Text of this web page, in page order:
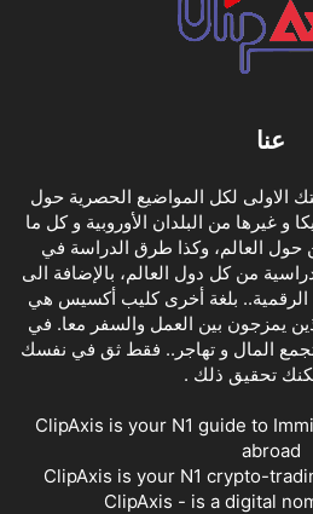
عنا
الاولى لكل المواضيع الحصرية حول
و غيرها من البلدان الأوروبية و كل ما
حول العالم، وكذا طرق الدراسة في
من كل دول العالم، بالإضافة الى
الرقمية.. بلغة أخرى كليب أكسيس هي
يمزجون بين العمل والسفر معا. في
المال و تهاجر.. فقط ثق في نفسك
تحقيق ذلك .
ClipAxis is your N1 guide to
abroad
ClipAxis is your N1 crypto-
ClipAxis - is a digital